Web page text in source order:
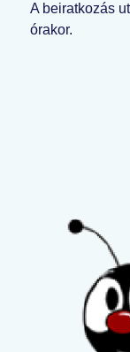
A beiratkozás
órakor.